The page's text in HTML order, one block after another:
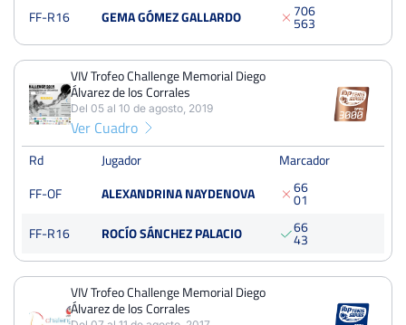
VIV Trofeo Challenge Memorial Diego Álvarez de los
Corrales
Del 05 al 10 de agosto, 2019
Octavos
Dura
Corrales
Octavos
Dura
FF-R16
GEMA GÓMEZ GALLARDO 7
5
0
6
6
3
VIV Trofeo Challenge Memorial Diego
Álvarez de los Corrales
Del 05 al 10 de agosto, 2019
Ver Cuadro
Rd Jugador
Marcador
FF-OF
ALEXANDRINA NAYDENOVA 6
0
6
1
FF-R16
ROCÍO SÁNCHEZ PALACIO 6
4
6
3
VIV Trofeo Challenge Memorial Diego
Álvarez de los Corrales